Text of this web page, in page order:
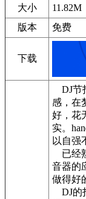
大小
11.82M
版本
免费
下载
DJ节
感，在
好，花
实。
以自强
已经
音器的
做得好
DJ的